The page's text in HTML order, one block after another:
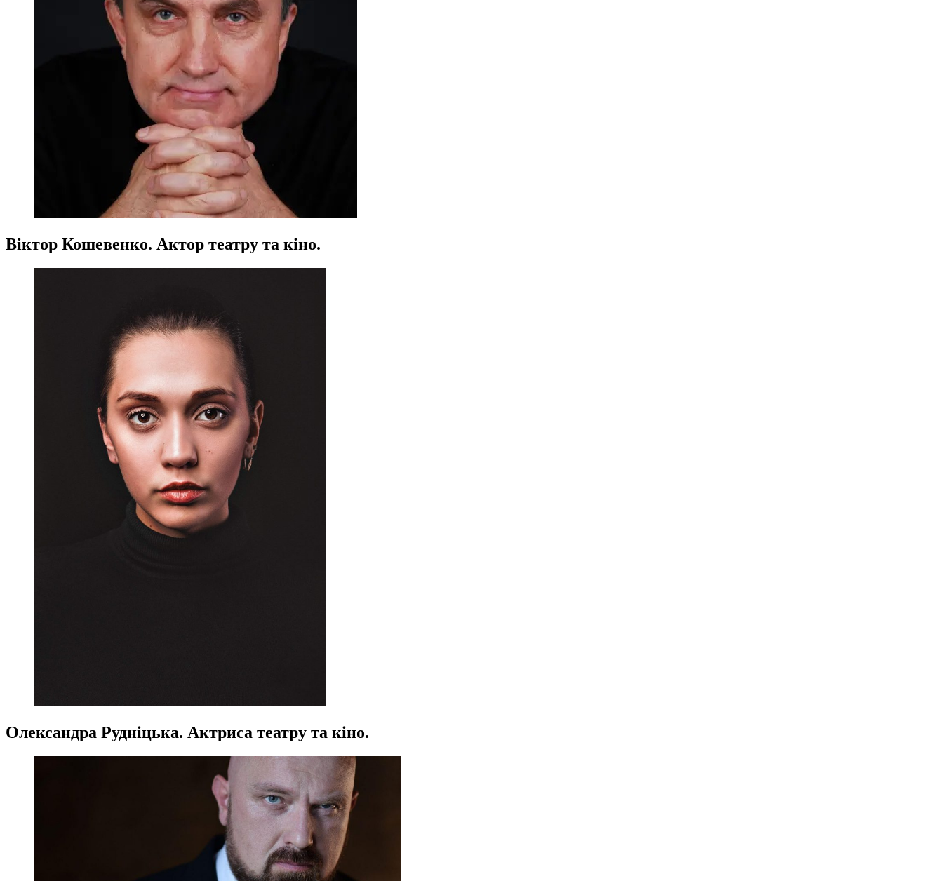
Віктор Кошевенко. Актор театру та кіно.
Олександра Рудніцька. Актриса театру та кіно.